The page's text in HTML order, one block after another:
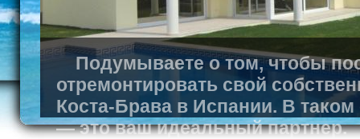
Подумываете о том, чтобы
отремонтировать свой
Коста-Брава в Испании. В
— это ваш идеальный партнер.